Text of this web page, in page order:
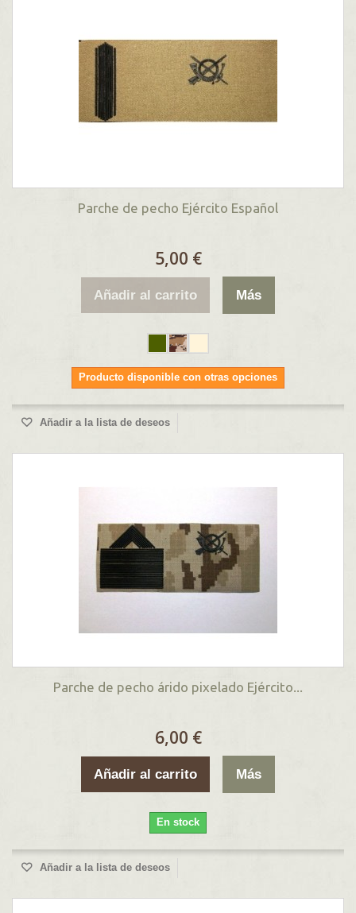
Parche de pecho Ejército Español
5,00 €
Añadir al carrito Más
Producto disponible con otras opciones
Añadir a la lista de deseos
Parche de pecho árido pixelado Ejército...
6,00 €
Añadir al carrito Más
En stock
Añadir a la lista de deseos